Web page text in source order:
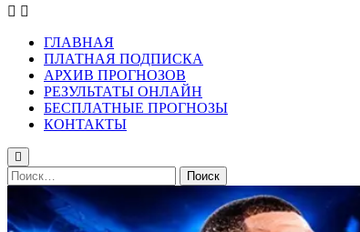
ГЛАВНАЯ
ПЛАТНАЯ ПОДПИСКА
АРХИВ ПРОГНОЗОВ
РЕЗУЛЬТАТЫ ОНЛАЙН
БЕСПЛАТНЫЕ ПРОГНОЗЫ
КОНТАКТЫ
Найти: